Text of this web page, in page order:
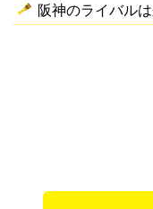
阪神のライバル